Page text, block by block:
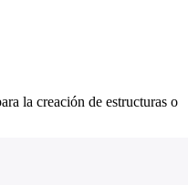
la creación de estructuras o